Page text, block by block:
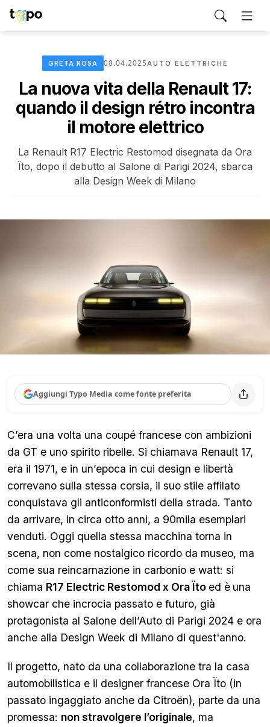
GRETA ROSA 08.04.2025AUTO ELETTRICHE
La nuova vita della Renault 17:
quando il design rétro incontra
il motore elettrico
La Renault R17 Electric Restomod disegnata da Ora
Ïto, dopo il debutto al Salone di Parigi 2024, sbarca
alla Design Week di Milano
Aggiungi Typo Media come fonte preferita
C’era una volta una coupé francese con ambizioni
da GT e uno spirito ribelle. Si chiamava Renault 17,
era il 1971, e in un’epoca in cui design e libertà
correvano sulla stessa corsia, il suo stile affilato
conquistava gli anticonformisti della strada. Tanto
da arrivare, in circa otto anni, a 90mila esemplari
venduti. Oggi quella stessa macchina torna in
scena, non come nostalgico ricordo da museo, ma
come sua reincarnazione in carbonio e watt: si
chiama R17 Electric Restomod x Ora Ïto ed è una
showcar che incrocia passato e futuro, già
protagonista al Salone dell’Auto di Parigi 2024 e ora
anche alla Design Week di Milano di quest'anno.
Il progetto, nato da una collaborazione tra la casa
automobilistica e il designer francese Ora Ïto (in
passato ingaggiato anche da Citroën), parte da una
promessa: non stravolgere l’originale, ma